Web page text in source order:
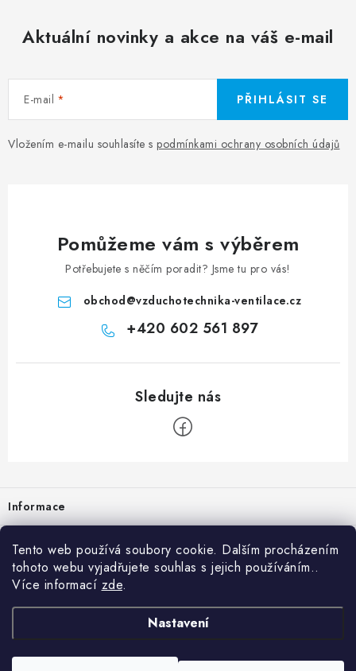
Tento web používá soubory cookie. Dalším procházením
tohoto webu vyjadřujete souhlas s jejich používáním..
Více informací zde.
Nastavení
Aktuální novinky a akce na váš e-mail
E-mail
Vložením e-mailu souhlasíte s podmínkami ochrany osobních údajů
PŘIHLÁSIT SE
Pomůžeme vám s výběrem
Potřebujete s něčím poradit? Jsme tu pro vás!
obchod@vzduchotechnika-ventilace.cz
+420 602 561 897
Informace
Prodejna
Rady a tipy
vzduchotechnika-ventilace. Všechna práva vyhrazena.